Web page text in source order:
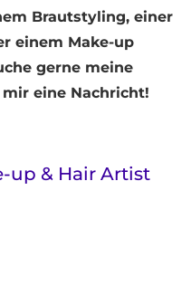
Brautstyling, einer
einem Make-up
gerne meine
eine Nachricht!
up & Hair Artist